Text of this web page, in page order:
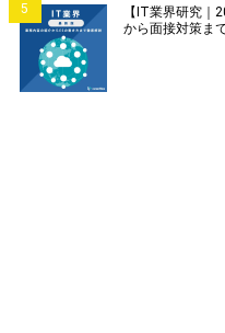
5
【IT業界研究｜
から面接対策ま